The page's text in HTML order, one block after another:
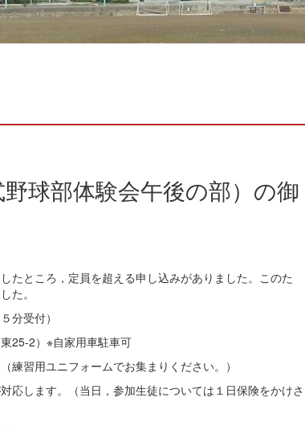
球部体験会午後の部）の御
たところ，定員を超える申し込みがありました。このた
た。
受付）
2）※自家用車駐車可
用ユニフォームでお集まりください。）
します。（当日，参加生徒については１日保険をかけさ